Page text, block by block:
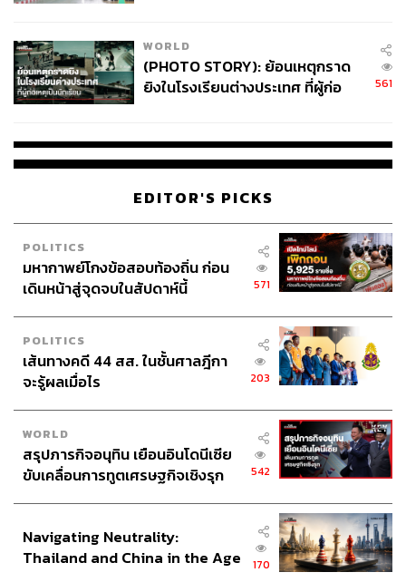
WORLD
(PHOTO STORY): ย้อนเหตุกราด
ยิงในโรงเรียนต่างประเทศ ที่ผู้ก่อ
561
EDITOR'S PICKS
POLITICS
มหากาพย์โกงข้อสอบท้องถิ่น ก่อน
เดินหน้าสู่จุดจบในสัปดาห์นี้
571
POLITICS
เส้นทางคดี 44 สส. ในชั้นศาลฎีกา
จะรู้ผลเมื่อไร
203
WORLD
สรุปภารกิจอนุทิน เยือนอินโดนีเซีย
ขับเคลื่อนการทูตเศรษฐกิจเชิงรุก
542
Navigating Neutrality:
Thailand and China in the Age
170